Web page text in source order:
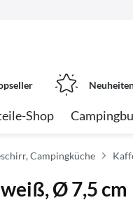
Shop
Campingküche
Ø 7,5 cm